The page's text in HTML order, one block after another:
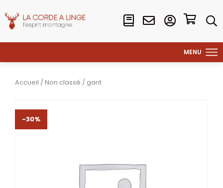
Accueil / Non classé / gant
-30%